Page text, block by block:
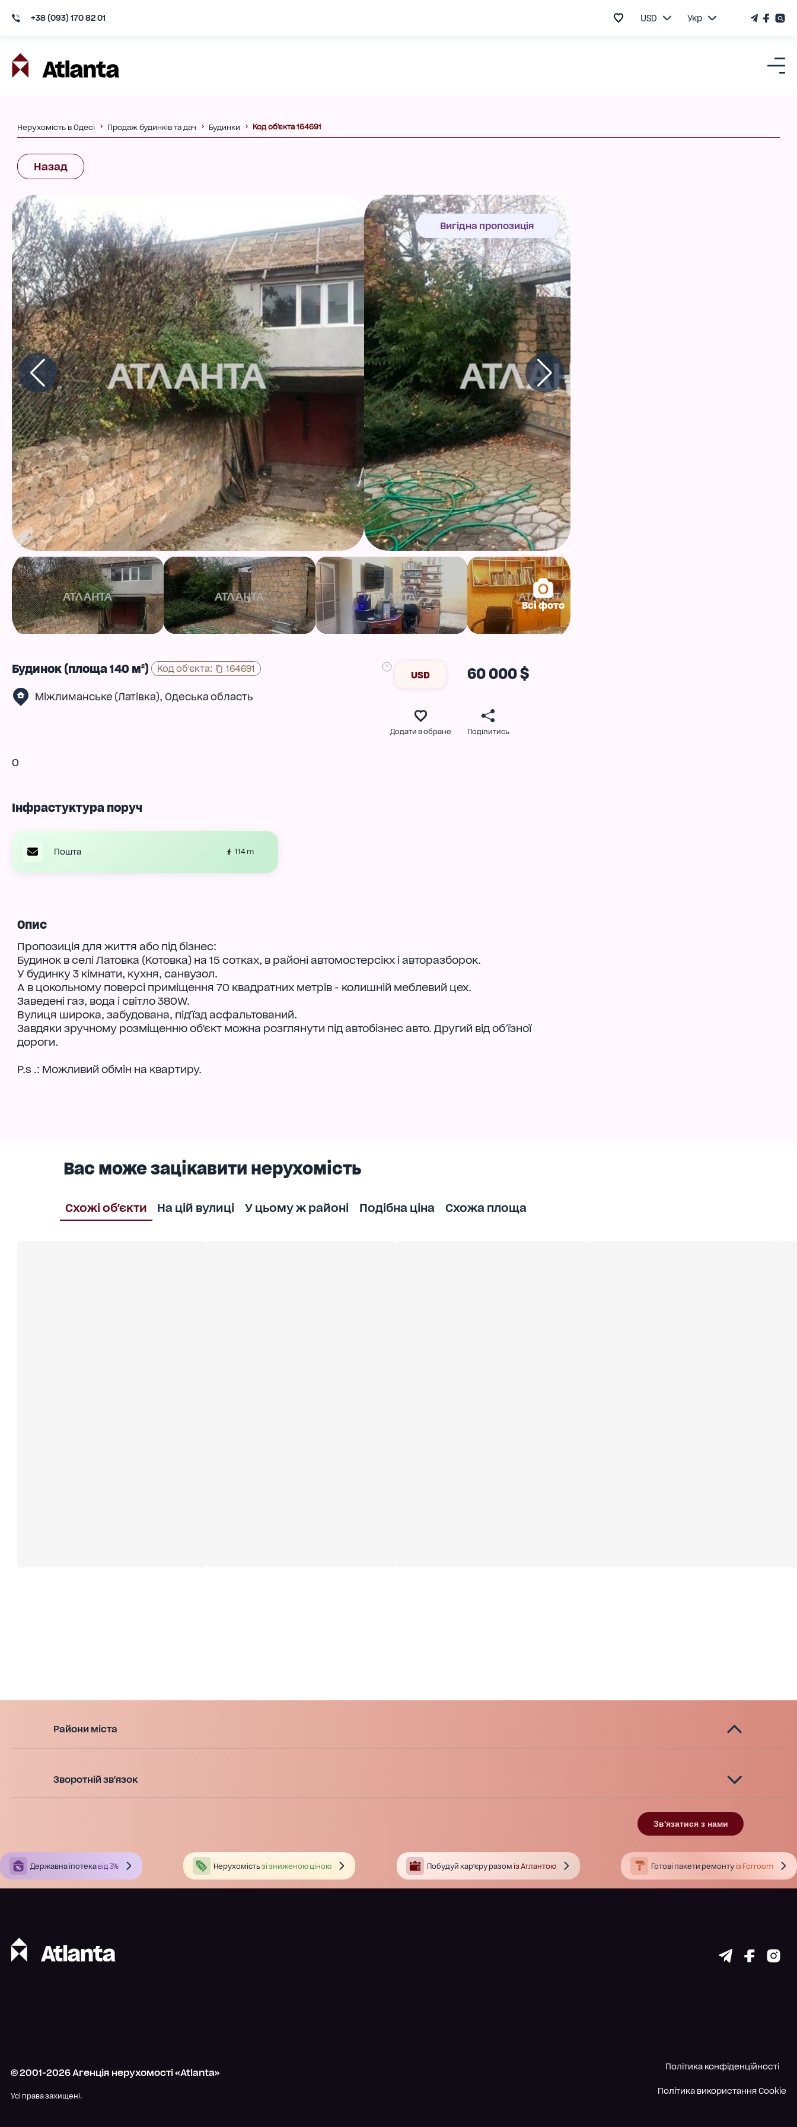
+38 (093) 170 82 01 USD Укр
Нерухомість в Одесі Продаж будинків та дач Будинки Код об'єкта 164691
Назад
Вигідна пропозиція
Всі фото
Будинок (площа 140 м²) Код об'єкта: 164691
Міжлиманське (Латівка), Одеська область
USD 60 000 $
Додати в обране Поділитись
0
Інфрастуктура поруч
Пошта 114 m
Опис
Пропозиція для життя або під бізнес:
Будинок в селі Латовка (Котовка) на 15 сотках, в районі автомостерсікх і авторазборок.
У будинку 3 кімнати, кухня, санвузол.
А в цокольному поверсі приміщення 70 квадратних метрів - колишній меблевий цех.
Заведені газ, вода і світло 380W.
Вулиця широка, забудована, під'їзд асфальтований.
Завдяки зручному розміщенню об'єкт можна розглянути під автобізнес авто. Другий від об'їзної
дороги.
P.s .: Можливий обмін на квартиру.
Вас може зацікавити нерухомість
Схожі об'єкти На цій вулиці У цьому ж районі Подібна ціна Схожа площа
Райони міста
Зворотній зв'язок
Зв'язатися з нами
Державна іпотека від 3% Нерухомістьзі зниженою ціною Побудуй кар’єру разом із Атлантою Готові пакети ремонтуіз Forroom
© 2001-2026Агенція нерухомості «Atlanta»
Усі права захищені.
Політика конфіденційності
Політика використання Cookie